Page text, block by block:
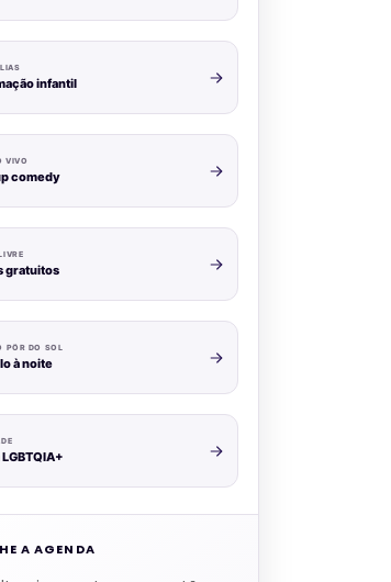
infantil
VIVO
comedy
gratuitos
PÔR DO SOL
à noite
A AGENDA